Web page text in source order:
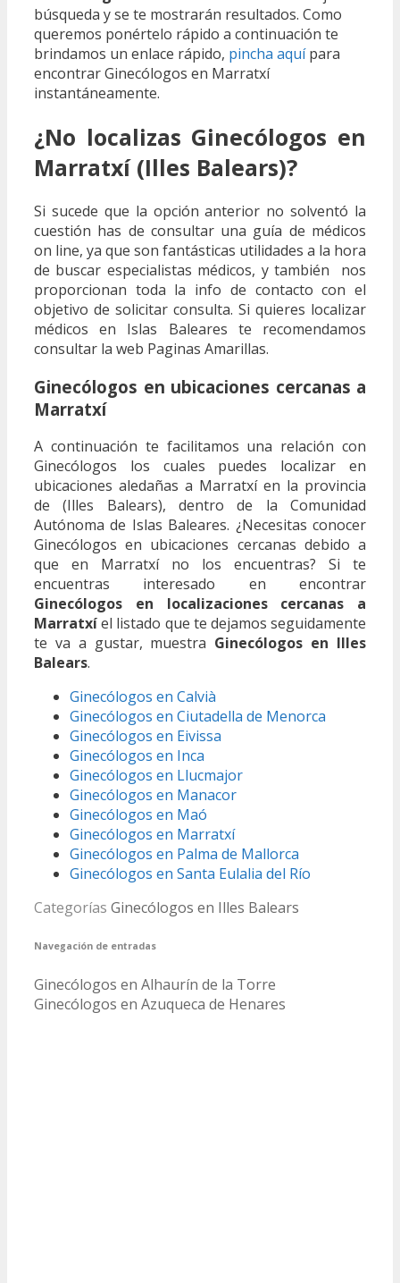
búsqueda y se te mostrarán resultados. Como
queremos ponértelo rápido a continuación te
brindamos un enlace rápido, pincha aquípara
encontrar Ginecólogos en Marratxí
instantáneamente.
¿No localizas Ginecólogos en
Marratxí (Illes Balears)?
Si sucede que la opción anterior no solventó la
cuestión has de consultar una guía de médicos
on line, ya que son fantásticas utilidades a la hora
de buscar especialistas médicos, y también nos
proporcionan toda la info de contacto con el
objetivo de solicitar consulta. Si quieres localizar
médicos en Islas Baleares te recomendamos
consultar la web Paginas Amarillas.
Ginecólogos en ubicaciones cercanas a
Marratxí
A continuación te facilitamos una relación con
Ginecólogos los cuales puedes localizar en
ubicaciones aledañas a Marratxí en la provincia
de (Illes Balears), dentro de la Comunidad
Autónoma de Islas Baleares. ¿Necesitas conocer
Ginecólogos en ubicaciones cercanas debido a
que en Marratxí no los encuentras? Si te
encuentras interesado en encontrar
Ginecólogos en localizaciones cercanas a
Marratxíel listado que te dejamos seguidamente
te va a gustar, muestra Ginecólogos en Illes
Balears.
Ginecólogos en Calvià
Ginecólogos en Ciutadella de Menorca
Ginecólogos en Eivissa
Ginecólogos en Inca
Ginecólogos en Llucmajor
Ginecólogos en Manacor
Ginecólogos en Maó
Ginecólogos en Marratxí
Ginecólogos en Palma de Mallorca
Ginecólogos en Santa Eulalia del Río
Categorías Ginecólogos en Illes Balears
Navegación de entradas
Ginecólogos en Alhaurín de la Torre
Ginecólogos en Azuqueca de Henares